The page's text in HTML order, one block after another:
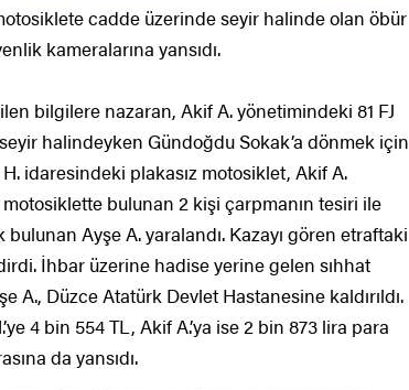
cadde üzerinde seyir halinde olan öbür
kameralarına yansıdı.
bilgilere nazaran, Akif A. yönetimindeki 81 FJ
halindeyken Gündoğdu Sokak’a dönmek için
H. idaresindeki plakasız motosiklet, Akif A.
bulunan 2 kişi çarpmanın tesiri ile
Ayşe A. yaralandı. Kazayı gören etraftaki
İhbar üzerine hadise yerine gelen sıhhat
A., Düzce Atatürk Devlet Hastanesine kaldırıldı.
4 bin 554 TL, Akif A.’ya ise 2 bin 873 lira para
da yansıdı.